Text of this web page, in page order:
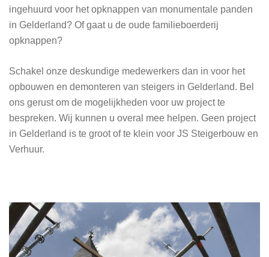
ingehuurd voor het opknappen van monumentale panden
in Gelderland? Of gaat u de oude familieboerderij
opknappen?
Schakel onze deskundige medewerkers dan in voor het
opbouwen en demonteren van steigers in Gelderland. Bel
ons gerust om de mogelijkheden voor uw project te
bespreken. Wij kunnen u overal mee helpen. Geen project
in Gelderland is te groot of te klein voor JS Steigerbouw en
Verhuur.